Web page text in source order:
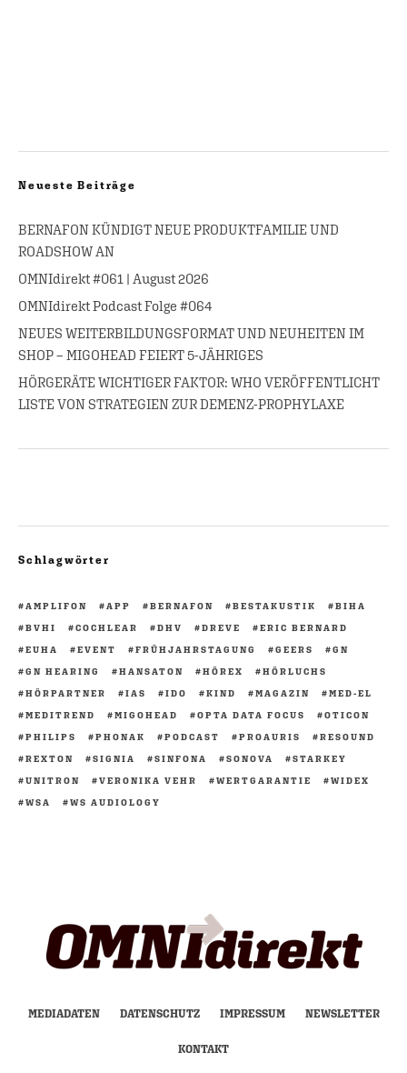
Neueste Beiträge
BERNAFON KÜNDIGT NEUE PRODUKTFAMILIE UND
ROADSHOW AN
OMNIdirekt #061 | August 2026
OMNIdirekt Podcast Folge #064
NEUES WEITERBILDUNGSFORMAT UND NEUHEITEN IM
SHOP – MIGOHEAD FEIERT 5-JÄHRIGES
HÖRGERÄTE WICHTIGER FAKTOR: WHO VERÖFFENTLICHT
LISTE VON STRATEGIEN ZUR DEMENZ-PROPHYLAXE
Schlagwörter
AMPLIFON APP BERNAFON BESTAKUSTIK
BIHA
BVHI
COCHLEAR DHV DREVE
ERIC BERNARD
EUHA
EVENT FRÜHJAHRSTAGUNG GEERS
GN
GN HEARING
HANSATON HÖREX
HÖRLUCHS
HÖRPARTNER
IAS IDO KIND MAGAZIN
MED-EL
MEDITREND
MIGOHEAD OPTA DATA FOCUS
OTICON
PHILIPS
PHONAK PODCAST PROAURIS
RESOUND
REXTON
SIGNIA SINFONA SONOVA
STARKEY
UNITRON
VERONIKA VEHR WERTGARANTIE
WIDEX
WSA
WS AUDIOLOGY
MEDIADATEN DATENSCHUTZ IMPRESSUM NEWSLETTER
KONTAKT